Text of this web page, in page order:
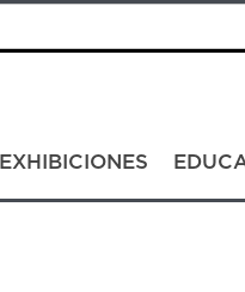
EXHIBICIONES